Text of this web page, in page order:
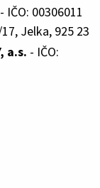
- IČO: 00306011
Jelka, 925 23
a.s. - IČO: